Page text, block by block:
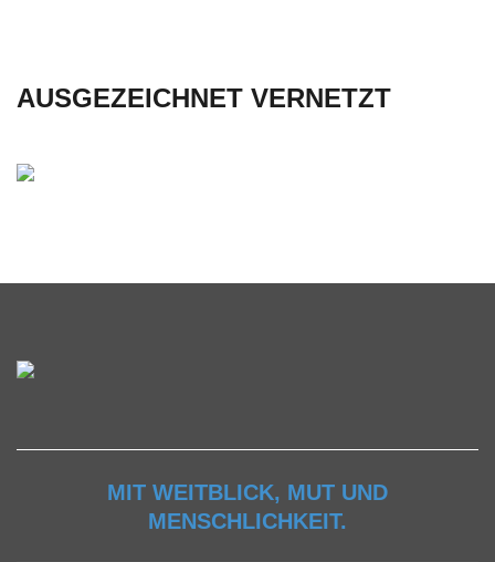
AUSGEZEICHNET VERNETZT
MIT WEITBLICK, MUT UND
MENSCHLICHKEIT.